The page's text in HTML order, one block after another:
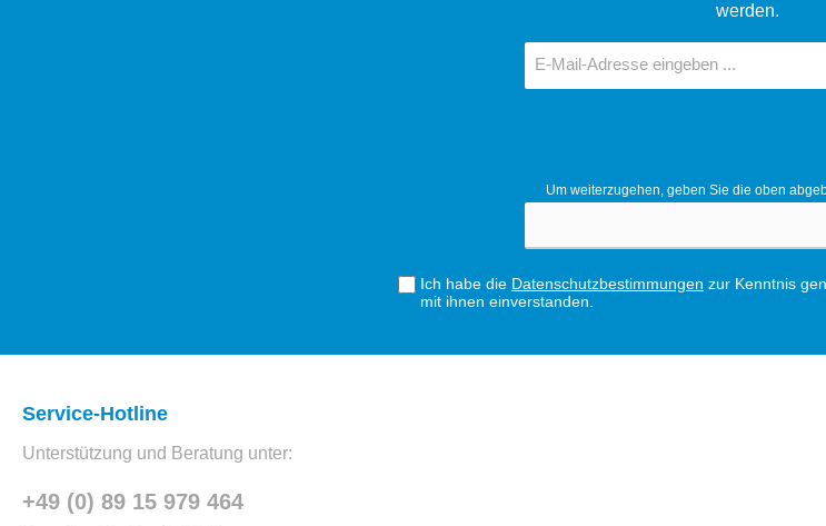
werden.
Mail-
Adresse*
Um weiterzugehen, geben Sie die oben
Ich habe die Datenschutzbestimmungen zur Kenntnis
mit ihnen einverstanden.
Service-Hotline
Unterstützung und Beratung unter:
+49 (0) 89 15 979 464